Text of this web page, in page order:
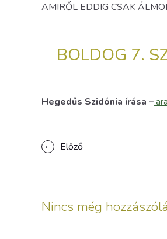
AMIRŐL EDDIG CSAK
BOLDOG 7.
Hegedűs Szidónia írása –
Előző
Nincs még